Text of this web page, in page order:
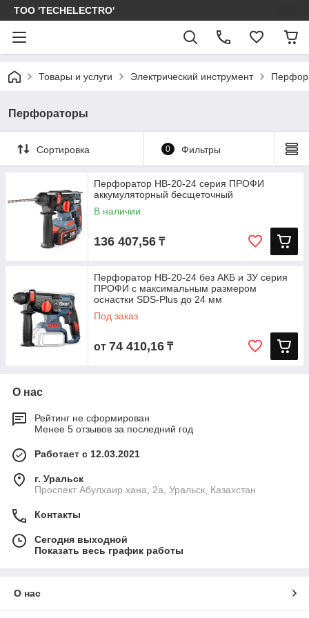
ТОО 'TECHELECTRO'
Товары и услуги Электрический инструмент
Перфораторы
Сортировка 0 Фильтры
Перфоратор HB-20-24 серия ПРОФИ
аккумуляторный бесщеточный
В наличии
136 407,56 ₸
Перфоратор HB-20-24 без АКБ и ЗУ серия
ПРОФИ с максимальным размером
оснастки SDS-Plus до 24 мм
Под заказ
от 74 410,16 ₸
О нас
Рейтинг не сформирован
Менее 5 отзывов за последний год
Работает с 12.03.2021
г. Уральск
Проспект Абулхаир хана, 2а, Уральск, Казахстан
Контакты
Сегодня выходной
Показать весь график работы
О нас